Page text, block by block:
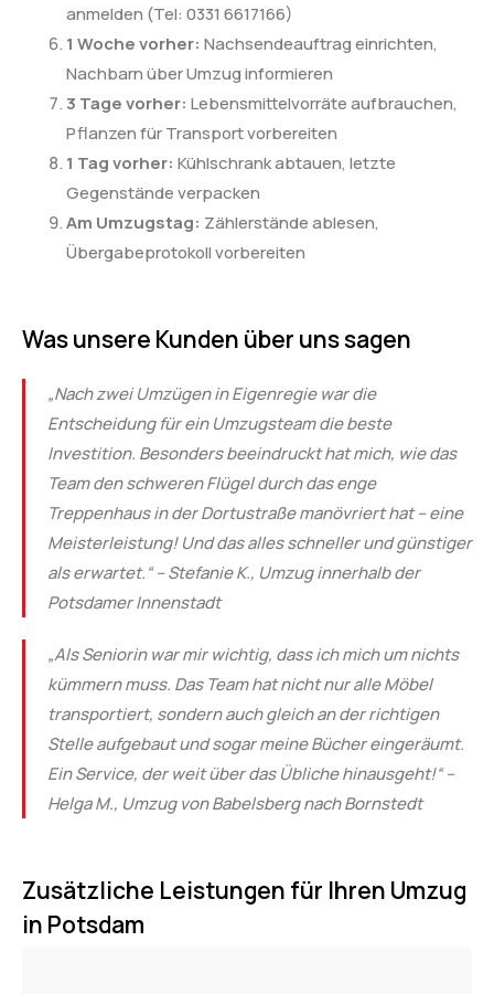
anmelden (Tel: 0331 6617166)
1 Woche vorher: Nachsendeauftrag einrichten,
Nachbarn über Umzug informieren
3 Tage vorher: Lebensmittelvorräte aufbrauchen,
Pflanzen für Transport vorbereiten
1 Tag vorher: Kühlschrank abtauen, letzte
Gegenstände verpacken
Am Umzugstag: Zählerstände ablesen,
Übergabeprotokoll vorbereiten
Was unsere Kunden über uns sagen
„Nach zwei Umzügen in Eigenregie war die
Entscheidung für ein Umzugsteam die beste
Investition. Besonders beeindruckt hat mich, wie das
Team den schweren Flügel durch das enge
Treppenhaus in der Dortustraße manövriert hat – eine
Meisterleistung! Und das alles schneller und günstiger
als erwartet.“ – Stefanie K., Umzug innerhalb der
Potsdamer Innenstadt
„Als Seniorin war mir wichtig, dass ich mich um nichts
kümmern muss. Das Team hat nicht nur alle Möbel
transportiert, sondern auch gleich an der richtigen
Stelle aufgebaut und sogar meine Bücher eingeräumt.
Ein Service, der weit über das Übliche hinausgeht!“ –
Helga M., Umzug von Babelsberg nach Bornstedt
Zusätzliche Leistungen für Ihren Umzug
in Potsdam